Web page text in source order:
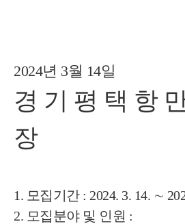
2024년 3월 14일
경 기 평 택 항
장
1. 모집기간 : 2024. 3. 14. ∼
2. 모집분야 및 인원 :